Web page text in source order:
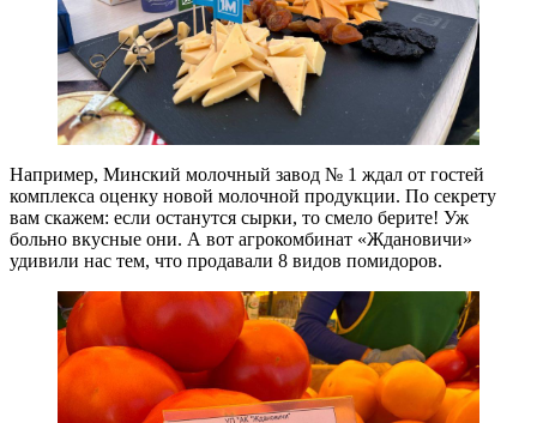
Например, Минский молочный завод № 1 ждал от гостей
комплекса оценку новой молочной продукции. По секрету
вам скажем: если останутся сырки, то смело берите! Уж
больно вкусные они. А вот агрокомбинат «Ждановичи»
удивили нас тем, что продавали 8 видов помидоров.